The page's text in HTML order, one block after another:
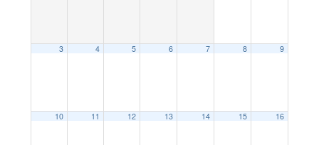
3 4 5 6 7 8 9
10 11 12 13 14 15 16